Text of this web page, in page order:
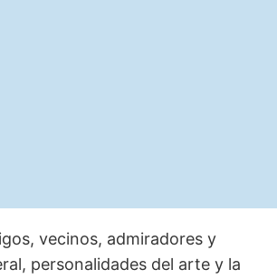
vecinos, admiradores y
personalidades del arte y la